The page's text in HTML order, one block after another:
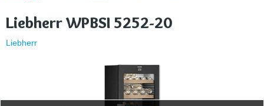
Liebherr WPBSI 5252-20
Liebherr